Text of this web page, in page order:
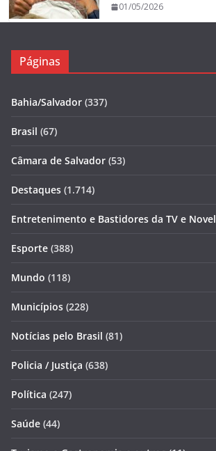
01/05/2026
Páginas
Bahia/Salvador (337)
Brasil (67)
Câmara de Salvador (53)
Destaques (1.714)
Entretenimento e Bastidores da TV e
Esporte (388)
Mundo (118)
Municípios (228)
Notícias pelo Brasil (81)
Policia / Justiça (638)
Política (247)
Saúde (44)